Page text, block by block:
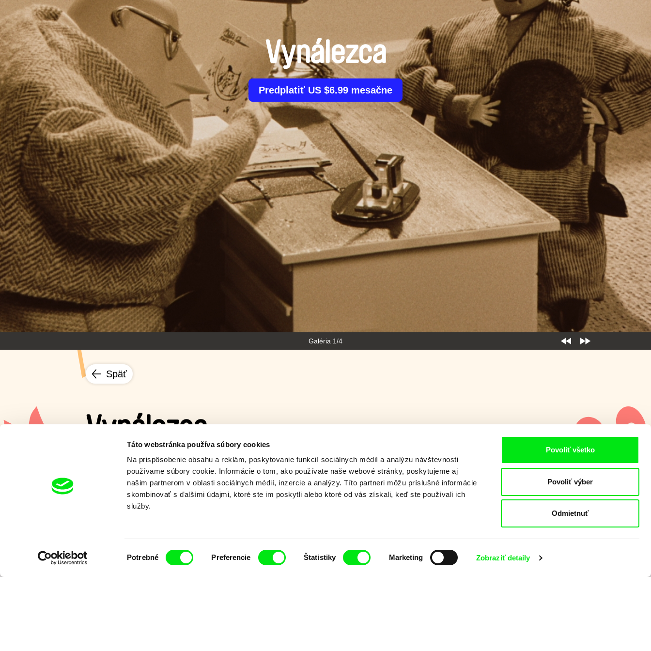
Táto webstránka používa súbory cookies
Na prispôsobenie obsahu a reklám, poskytovanie funkcií sociálnych médií a analýzu návštevnosti
používame súbory cookie. Informácie o tom, ako používate naše webové stránky, poskytujeme aj
našim partnerom v oblasti sociálnych médií, inzercie a analýzy. Títo partneri môžu príslušné informácie
skombinovať s ďalšími údajmi, ktoré ste im poskytli alebo ktoré od vás získali, keď ste používali ich
služby.
Potrebné Preferencie Štatistiky Marketing Zobraziť detaily
Povoliť všetko
Povoliť výber
Odmietnuť
Galéria 1/4
Vynálezca
Predplatiť US $6.99 mesačne
Späť
Vynálezca
Podivuhodné nápady jedného vynálezcu.
Zobraziť viac
Chcete byť pravidelne informovaní o novinkách v junior programe?